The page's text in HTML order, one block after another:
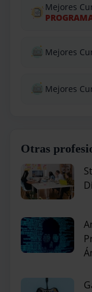
Mejores
Mejores
Mejores
Otras